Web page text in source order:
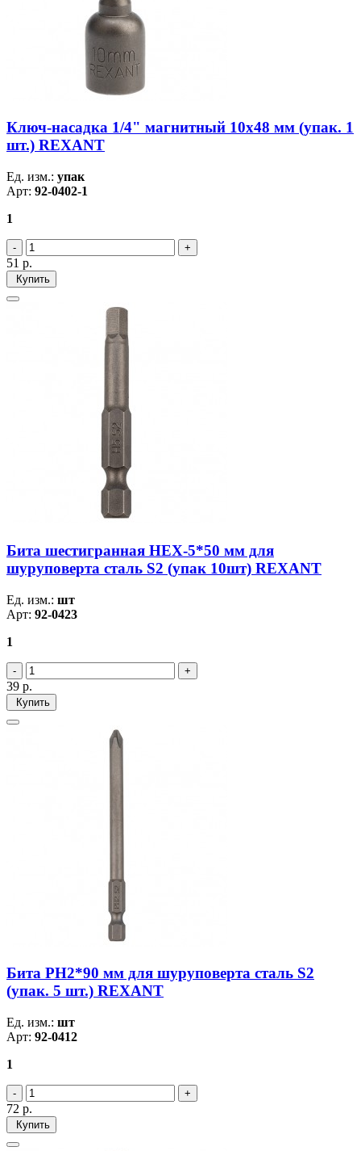
Ключ-насадка 1/4" магнитный 10х48 мм (упак. 1
шт.) REXANT
Ед. изм.: упак
Арт: 92-0402-1
1
51 р.
Купить
Бита шестигранная HEX-5*50 мм для
шуруповерта сталь S2 (упак 10шт) REXANT
Ед. изм.: шт
Арт: 92-0423
1
39 р.
Купить
Бита PH2*90 мм для шуруповерта сталь S2
(упак. 5 шт.) REXANT
Ед. изм.: шт
Арт: 92-0412
1
72 р.
Купить